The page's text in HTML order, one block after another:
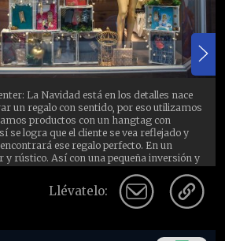
La Navidad está en los detalles nace
un regalo con sentido, por eso utilizamos
productos con un hangtag con
se logra que el cliente se vea reflejado y
ese regalo perfecto. En un
y rústico. Así con una pequeña inversión y
conceptos en materia de imagen es
a atractivas vitrinas que muestran
Llévatelo: